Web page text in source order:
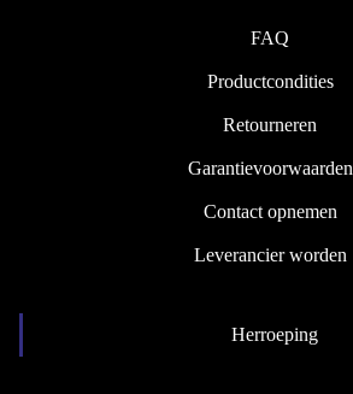
FAQ
Productcondities
Retourneren
Garantievoorwaarden
Contact opnemen
Leverancier worden
Herroeping